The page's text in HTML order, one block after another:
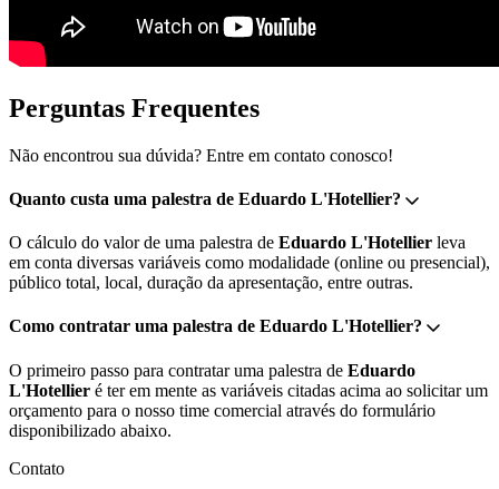
Perguntas Frequentes
Não encontrou sua dúvida? Entre em contato conosco!
Quanto custa uma palestra de Eduardo L'Hotellier?
O cálculo do valor de uma palestra de Eduardo L'Hotellier leva
em conta diversas variáveis como modalidade (online ou presencial),
público total, local, duração da apresentação, entre outras.
Como contratar uma palestra de Eduardo L'Hotellier?
O primeiro passo para contratar uma palestra de Eduardo
L'Hotellier é ter em mente as variáveis citadas acima ao solicitar um
orçamento para o nosso time comercial através do formulário
disponibilizado abaixo.
Contato